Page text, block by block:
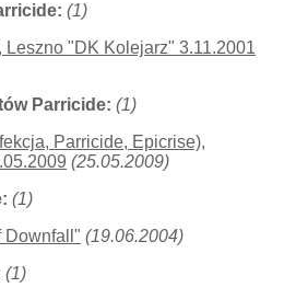
(1)
Leszno "DK Kolejarz" 3.11.2001
Parricide: (1)
Parricide, Epicrise),
(25.05.2009)
(1)
Downfall" (19.06.2004)
(1)